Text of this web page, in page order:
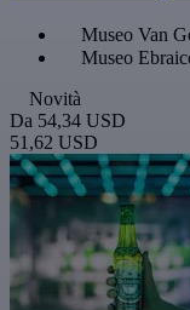
Museo Van
Museo
Novità
Da 54,34 USD
51,62 USD